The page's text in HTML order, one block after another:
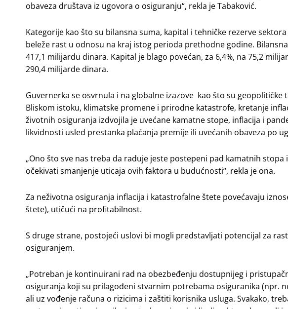
obaveza društava iz ugovora o osiguranju“, rekla je Tabaković.
Kategorije kao što su bilansna suma, kapital i tehničke rezerve
beleže rast u odnosu na kraj istog perioda prethodne godine.
417,1 milijardu dinara. Kapital je blago povećan, za 6,4%, na 75,2
290,4 milijarde dinara.
Guvernerka se osvrnula i na globalne izazove kao što su
Bliskom istoku, klimatske promene i prirodne katastrofe, kretanje
životnih osiguranja izdvojila je uvećane kamatne stope, inflacija i
likvidnosti usled prestanka plaćanja premije ili uvećanih obaveza po
„Ono što sve nas treba da raduje jeste postepeni pad kamatnih
očekivati smanjenje uticaja ovih faktora u budućnosti“, rekla je ona.
Za neživotna osiguranja inflacija i katastrofalne štete povećavaju
štete), utičući na profitabilnost.
S druge strane, postojeći uslovi bi mogli predstavljati potencijal za
osiguranjem.
„Potreban je kontinuirani rad na obezbeđenju dostupnijeg i
osiguranja koji su prilagođeni stvarnim potrebama osiguranika (npr.
ali uz vođenje računa o rizicima i zaštiti korisnika usluga. Svakako,